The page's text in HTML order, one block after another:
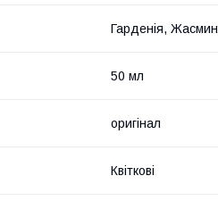
Гарденія, Жасмин
50 мл
оригінал
Квіткові